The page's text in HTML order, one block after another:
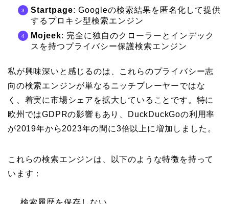
Startpage: Googleの検索結果を匿名化して提供
するプロキシ型検索エンジン
Mojeek: 完全に独自のクローラーとインデック
スを持つプライバシー保護検索エンジン
私が興味深いと感じるのは、これらのプライバシー志
向の検索エンジンが単なるニッチプレーヤーではな
く、着実に市場シェアを拡大していることです。特に
欧州ではGDPRの影響もあり、DuckDuckGoの利用率
が2019年から2023年の間に3倍以上に増加しました。
これらの検索エンジンは、以下のような特徴を持って
います：
検索履歴を保存しない